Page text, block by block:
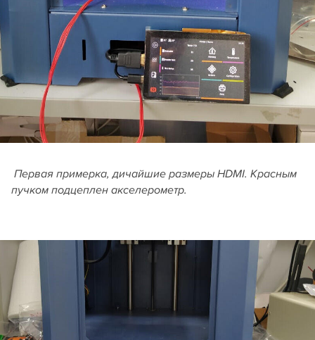
Первая примерка, дичайшие размеры HDMI. Красным
пучком подцеплен акселерометр.